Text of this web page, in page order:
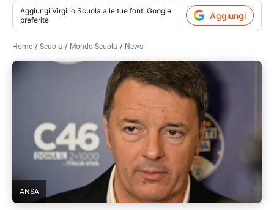
contenuto
Aggiungi Virgilio Scuola alle tue fonti Google
preferite
Aggiungi
Home Scuola Mondo Scuola News
ANSA